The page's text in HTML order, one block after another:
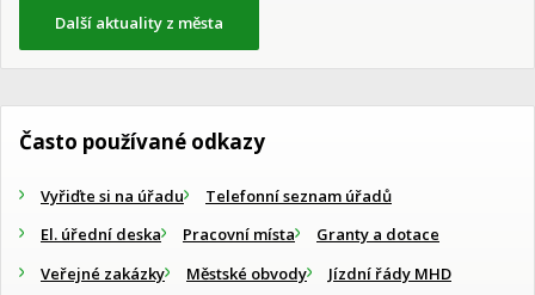
Další aktuality z města
Často používané odkazy
Vyřiďte si na úřadu
Telefonní seznam úřadů
El. úřední deska
Pracovní místa
Granty a dotace
Veřejné zakázky
Městské obvody Jízdní řády MHD